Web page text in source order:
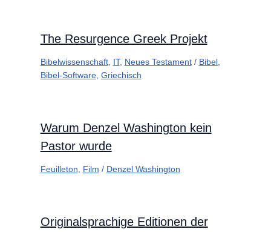
The Resurgence Greek Projekt
Bibelwissenschaft, IT, Neues Testament/ Bibel,
Bibel-Software, Griechisch
Warum Denzel Washington kein
Pastor wurde
Feuilleton Film / Denzel Washington
Originalsprachige Editionen der